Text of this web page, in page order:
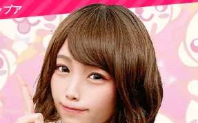
プア